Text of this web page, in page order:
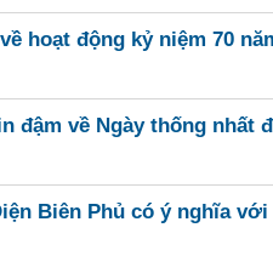
hoạt động kỷ niệm 70
đậm về Ngày thống nhất
Biên Phủ có ý nghĩa